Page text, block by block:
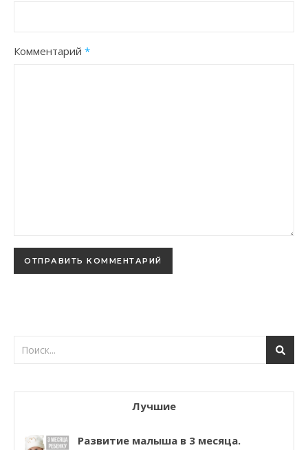
Комментарий *
Лучшие
Развитие малыша в 3 месяца.